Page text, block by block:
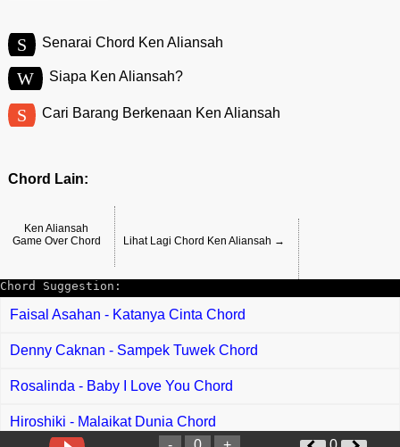
S Senarai Chord Ken Aliansah
W Siapa Ken Aliansah?
S Cari Barang Berkenaan Ken Aliansah
Chord Lain:
Ken Aliansah
Game Over Chord
Lihat Lagi Chord Ken Aliansah →
Chord Suggestion:
Faisal Asahan - Katanya Cinta Chord
Denny Caknan - Sampek Tuwek Chord
Rosalinda - Baby I Love You Chord
Hiroshiki - Malaikat Dunia Chord